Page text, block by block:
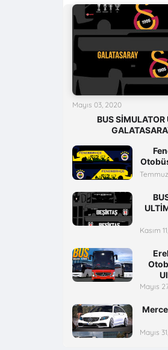
BUS SİMULATOR
Mayıs 03, 2020
Kasım
Mayıs
Mayıs